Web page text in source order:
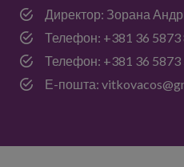
Директор: Зорана
Телефон: +381 36 5873
Телефон: +381 36 5873
Е-пошта: